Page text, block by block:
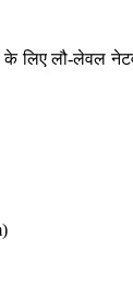
लिए लौ-लेवल